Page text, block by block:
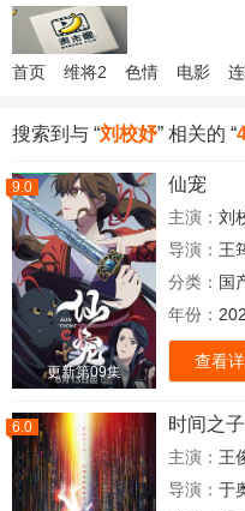
首页 维将2 色情 电影
搜索到与 “刘校妤” 相关的 “
9.0
更新第09集
仙宠
主演： 刘
导演： 王
分类： 国
年份：
查看
6.0 时间之子
主演： 王
导演： 于